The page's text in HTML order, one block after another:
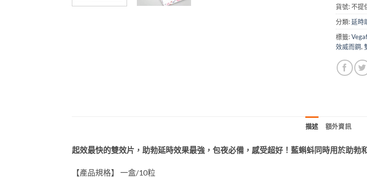
貨號:不提
分類:延時
標籤:
效威而鋼,
描述 額外資訊
起效最快的雙效片，助勃延時效果最強，包夜必備，感受超好！藍蝌蚪同時用於助勃
【產品規格】 一盒/10粒